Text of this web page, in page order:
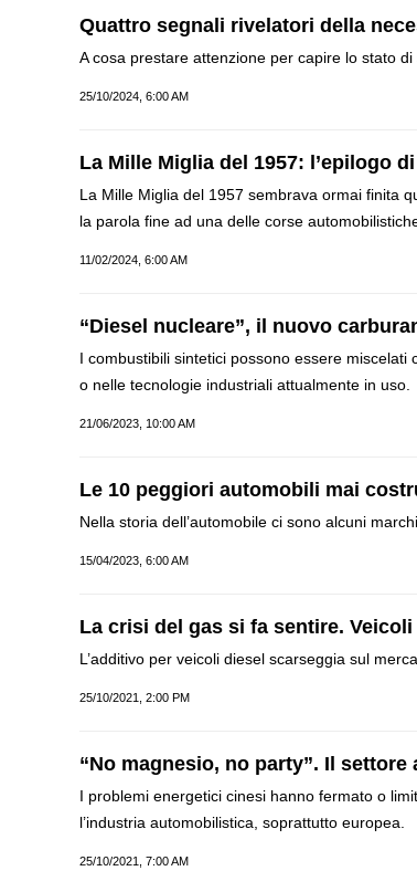
Quattro segnali rivelatori della
A cosa prestare attenzione per capire lo stato
25/10/2024, 6:00 AM
La Mille Miglia del 1957: l’epilogo
La Mille Miglia del 1957 sembrava ormai finita
la parola fine ad una delle corse
11/02/2024, 6:00 AM
“Diesel nucleare”, il nuovo
I combustibili sintetici possono essere
o nelle tecnologie industriali attualmente in uso.
21/06/2023, 10:00 AM
Le 10 peggiori automobili mai
Nella storia dell’automobile ci sono alcuni
15/04/2023, 6:00 AM
La crisi del gas si fa sentire.
L’additivo per veicoli diesel scarseggia sul
25/10/2021, 2:00 PM
“No magnesio, no party”. Il
I problemi energetici cinesi hanno fermato o
l’industria automobilistica, soprattutto europea.
25/10/2021, 7:00 AM